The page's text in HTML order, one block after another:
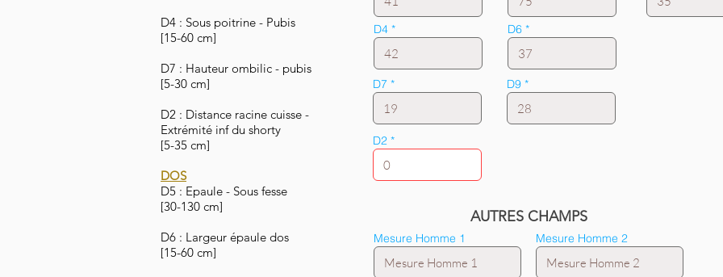
D4
D7
D6
D9
D2
AUTRES CHAMPS
Mesure Homme 1 Mesure Homme 2
D4 : Sous poitrine - Pubis
[15-60 cm]
D7 : Hauteur ombilic - pubis
[5-30 cm]
D2 : Distance racine cuisse -
Extrémité inf du shorty
[5-35 cm]
DOS
D5 : Epaule - Sous fesse
[30-130 cm]
D6 : Largeur épaule dos
[15-60 cm]